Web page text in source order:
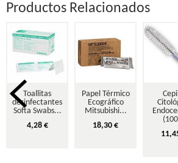
Productos Relacionados
Toallitas
desinfectantes
Softa Swabs...
4,28 €
Papel Térmico
Ecográfico
Mitsubishi...
18,30 €